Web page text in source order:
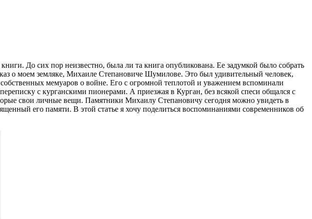
До сих пор неизвестно, была ли та книга опубликована. Ее задумкой было собрать
о моем земляке, Михаиле Степановиче Шумилове. Это был удивительный человек,
мемуаров о войне. Его с огромной теплотой и уважением вспоминали
с курганскими пионерами. А приезжая в Курган, без всякой спеси общался с
свои личные вещи. Памятники Михаилу Степановичу сегодня можно увидеть в
его памяти. В этой статье я хочу поделиться воспоминаниями современников об